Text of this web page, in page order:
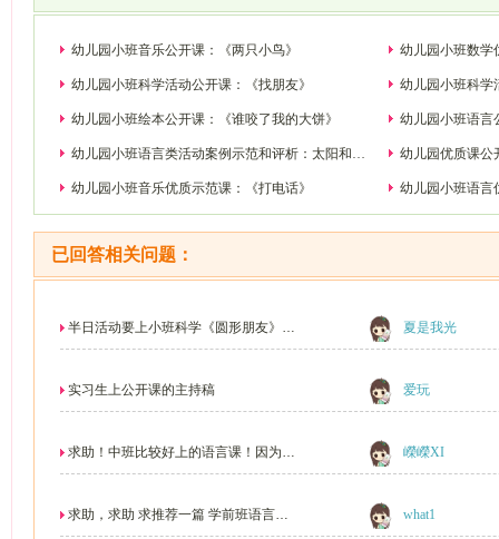
幼儿园小班音乐公开课：《两只小鸟》 幼儿园小班数学
幼儿园小班科学活动公开课：《找朋友》 幼儿园小班科学
幼儿园小班绘本公开课：《谁咬了我的大饼》 幼儿园小班语言
幼儿园小班语言类活动案例示范和评析：太阳和月
幼儿园优质课公
幼儿园小班音乐优质示范课：《打电话》 幼儿园小班语言
已回答相关问题：
半日活动要上小班科学《圆形朋友》， 夏是我光
实习生上公开课的主持稿 爱玩
求助！中班比较好上的语言课！因为要 嶸嶸XI
求助，求助 求推荐一篇 学前班语言公 what1